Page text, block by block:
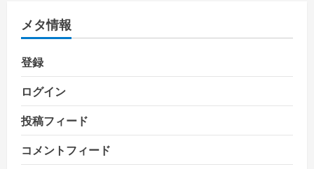
メタ情報
登録
ログイン
投稿フィード
コメントフィード